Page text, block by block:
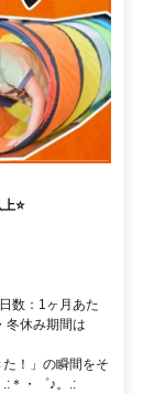
⭐
数：1ヶ月あた
冬休み期間は
！」の瞬間をそ
＊・゜♪。.: